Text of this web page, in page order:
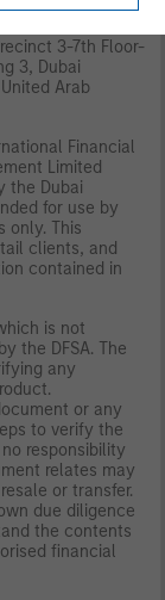
3-7th Floor-
3, Dubai
Arab
Financial
Limited
the Dubai
for use by
only. This
clients, and
contained in
is not
the DFSA. The
any
or any
to verify the
responsibility
relates may
or transfer.
due diligence
the contents
financial